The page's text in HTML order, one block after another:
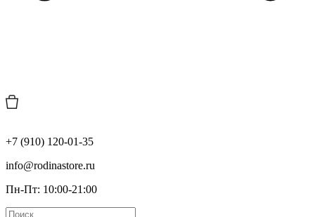
+7 (910) 120-01-35
info@rodinastore.ru
Пн-Пт: 10:00-21:00